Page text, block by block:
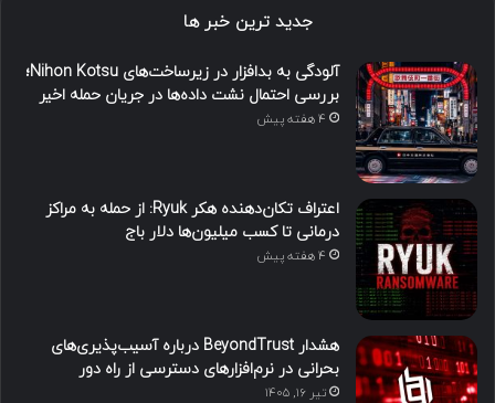
جدید ترین خبر ها
آلودگی به بدافزار در زیرساخت‌های Nihon Kotsu؛
بررسی احتمال نشت داده‌ها در جریان حمله اخیر
4 هفته پیش
اعتراف تکان‌دهنده هکر Ryuk: از حمله به مراکز
درمانی تا کسب میلیون‌ها دلار باج
4 هفته پیش
هشدار BeyondTrust درباره آسیب‌پذیری‌های
بحرانی در نرم‌افزارهای دسترسی از راه دور
تیر ۱۶, ۱۴۰۵